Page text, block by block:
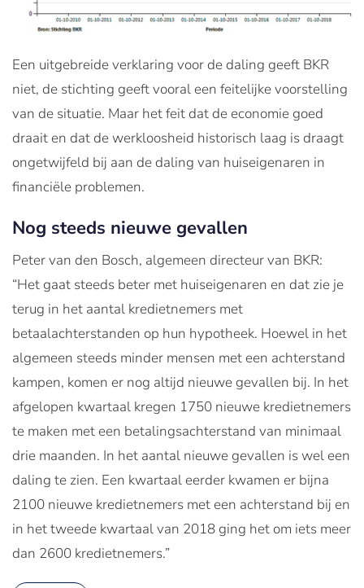
Een uitgebreide verklaring voor de daling geeft BKR
niet, de stichting geeft vooral een feitelijke voorstelling
van de situatie. Maar het feit dat de economie goed
draait en dat de werkloosheid historisch laag is draagt
ongetwijfeld bij aan de daling van huiseigenaren in
financiële problemen.
Nog steeds nieuwe gevallen
Peter van den Bosch, algemeen directeur van BKR:
“Het gaat steeds beter met huiseigenaren en dat zie je
terug in het aantal kredietnemers met
betaalachterstanden op hun hypotheek. Hoewel in het
algemeen steeds minder mensen met een achterstand
kampen, komen er nog altijd nieuwe gevallen bij. In het
afgelopen kwartaal kregen 1750 nieuwe kredietnemers
te maken met een betalingsachterstand van minimaal
drie maanden. In het aantal nieuwe gevallen is wel een
daling te zien. Een kwartaal eerder kwamen er bijna
2100 nieuwe kredietnemers met een achterstand bij en
in het tweede kwartaal van 2018 ging het om iets meer
dan 2600 kredietnemers.”